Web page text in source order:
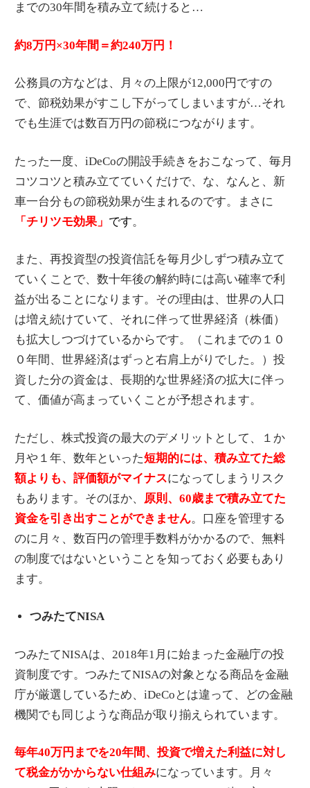
までの30年間を積み立て続けると…
約8万円×30年間＝約240万円！
公務員の方などは、月々の上限が12,000円ですの
で、節税効果がすこし下がってしまいますが…それ
でも生涯では数百万円の節税につながります。
たった一度、iDeCoの開設手続きをおこなって、毎月
コツコツと積み立てていくだけで、な、なんと、新
車一台分もの節税効果が生まれるのです。まさに
「チリツモ効果」 です。
また、再投資型の投資信託を毎月少しずつ積み立て
ていくことで、数十年後の解約時には高い確率で利
益が出ることになります。その理由は、世界の人口
は増え続けていて、それに伴って世界経済（株価）
も拡大しつづけているからです。（これまでの１０
０年間、世界経済はずっと右肩上がりでした。）投
資した分の資金は、長期的な世界経済の拡大に伴っ
て、価値が高まっていくことが予想されます。
ただし、株式投資の最大のデメリットとして、１か
月や１年、数年といった短期的には、積み立てた総
額よりも、評価額がマイナスになってしまうリスク
もあります。そのほか、 原則、60歳まで積み立てた
資金を引き出すことができません。口座を管理する
のに月々、数百円の管理手数料がかかるので、無料
の制度ではないということを知っておく必要もあり
ます。
つみたてNISA
つみたてNISAは、2018年1月に始まった金融庁の投
資制度です。つみたてNISAの対象となる商品を金融
庁が厳選しているため、iDeCoとは違って、どの金融
機関でも同じような商品が取り揃えられています。
毎年40万円までを20年間、投資で増えた利益に対し
て税金がかからない仕組みになっています。月々